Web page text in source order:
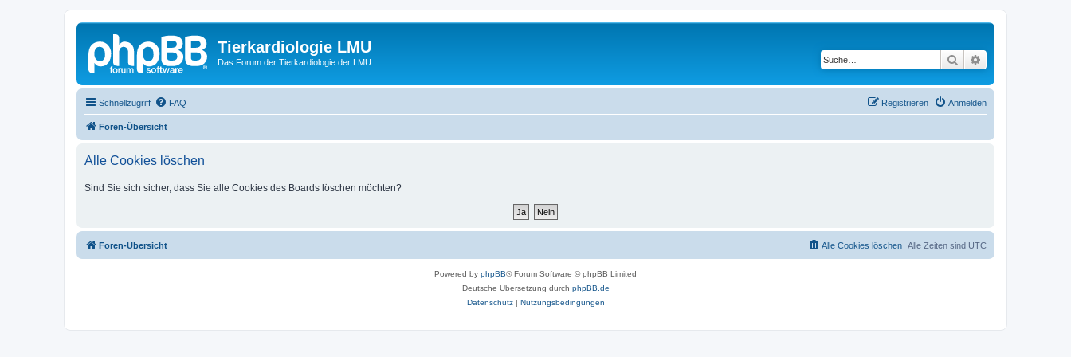
Tierkardiologie LMU
Das Forum der Tierkardiologie der LMU Suche
Schnellzugriff FAQ Anmelden
Registrieren
Foren-Übersicht
Alle Cookies löschen
Sind Sie sich sicher, dass Sie alle Cookies des Boards löschen möchten?
Foren-Übersicht Alle Zeiten sind UTC
Alle Cookies löschen
Powered by phpBB® Forum Software © phpBB Limited
Deutsche Übersetzung durch phpBB.de
Datenschutz| Nutzungsbedingungen